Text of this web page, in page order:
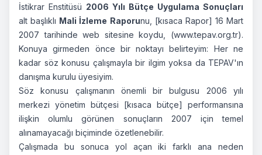
İstikrar Enstitüsü 2006 Yılı Bütçe Uygulama Sonuçları
alt başlıklı Mali İzleme Raporunu, [kısaca Rapor] 16 Mart
2007 tarihinde web sitesine koydu, (www.tepav.org.tr).
Konuya girmeden önce bir noktayı belirteyim: Her ne
kadar söz konusu çalışmayla bir ilgim yoksa da TEPAV'ın
danışma kurulu üyesiyim.
Söz konusu çalışmanın önemli bir bulgusu 2006 yılı
merkezi yönetim bütçesi [kısaca bütçe] performansına
ilişkin olumlu görünen sonuçların 2007 için temel
alınamayacağı biçiminde özetlenebilir.
Çalışmada bu sonuca yol açan iki farklı ana neden